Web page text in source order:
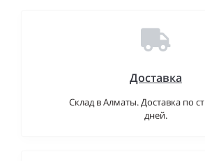
Доставка
Склад в Алматы. Доставка по
дней.